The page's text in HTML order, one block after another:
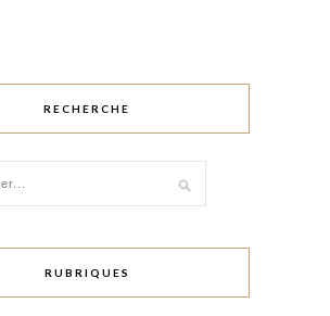
RECHERCHE
RUBRIQUES